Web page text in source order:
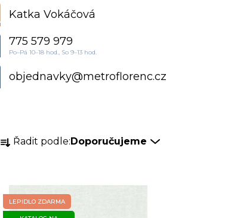
Katka Vokáčová
objednavky@metroflorenc.cz
775 579 979
a
n
í
Řadit podle: Doporučujeme
LEPIDLO ZDARMA